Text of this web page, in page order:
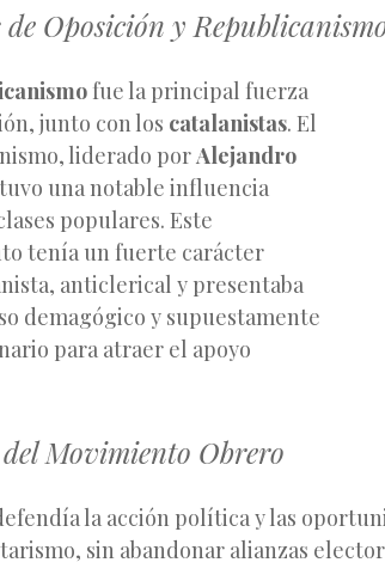
de Oposición y
fue la principal fuerza
junto con los catalanistas. El
liderado porAlejandro
una notable influencia
populares. Este
tenía un fuerte carácter
anticlerical y presentaba
demagógico y supuestamente
para atraer el apoyo
Movimiento Obrero
la acción política y las
sin abandonar alianzas